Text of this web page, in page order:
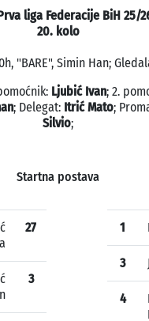
liga Federacije BiH 25/
20. kolo
"BARE", Simin Han;
Ljubić Ivan; 2.
; Delegat: Itrić Mato;
Silvio;
Startna postava
27
3
1
3
4